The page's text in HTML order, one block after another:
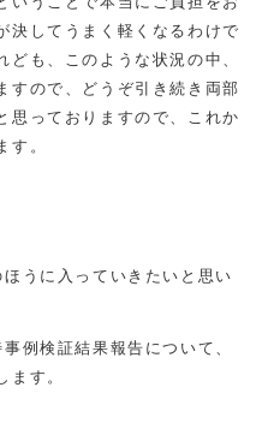
決してうまく軽くなるわけで
も、このような状況の中、
すので、どうぞ引き続き両部
思っておりますので、これか
す。
うに入っていきたいと思い
例検証結果報告について、
ます。